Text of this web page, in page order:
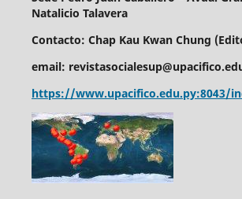
Natalicio Talavera
Contacto: Chap Kau Kwan Chung
email:
https://www.upacifico.edu.py:8043/